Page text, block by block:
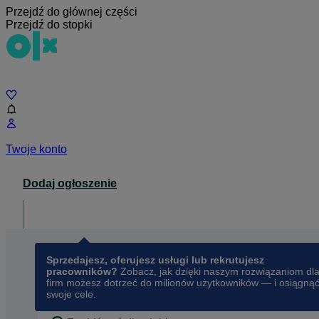
Przejdź do głównej części
Przejdź do stopki
Twoje konto
Dodaj ogłoszenie
Sprzedajesz, oferujesz usługi lub rekrutujesz
pracowników? Zobacz, jak dzięki naszym rozwiązaniom dla
firm możesz dotrzeć do milionów użytkowników — i osiągnąć
swoje cele.